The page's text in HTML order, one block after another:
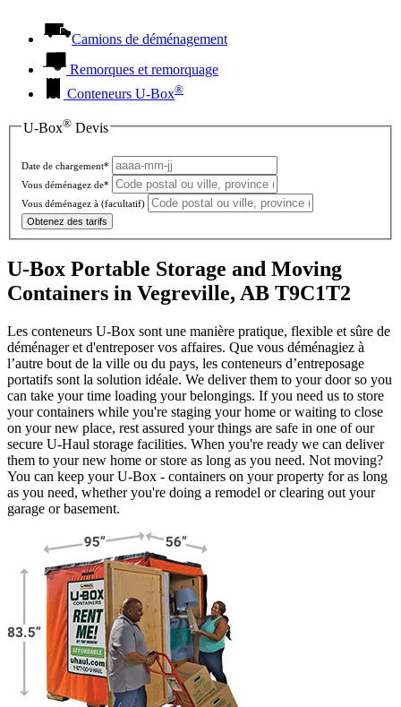
Camions de déménagement
Remorques et remorquage
Conteneurs U-Box®
U-Box® Devis
Date de chargement*
Vous déménagez de*
Vous déménagez à (facultatif)
Obtenez des tarifs
U-Box Portable Storage and Moving
Containers in Vegreville, AB T9C1T2
Les conteneurs U-Box sont une manière pratique, flexible et sûre de
déménager et d'entreposer vos affaires. Que vous déménagiez à
l’autre bout de la ville ou du pays, les conteneurs d’entreposage
portatifs sont la solution idéale. We deliver them to your door so you
can take your time loading your belongings. If you need us to store
your containers while you're staging your home or waiting to close
on your new place, rest assured your things are safe in one of our
secure U-Haul storage facilities. When you're ready we can deliver
them to your new home or store as long as you need. Not moving?
You can keep yourU-Box - containers on your property for as long
as you need, whether you're doing a remodel or clearing out your
garage or basement.